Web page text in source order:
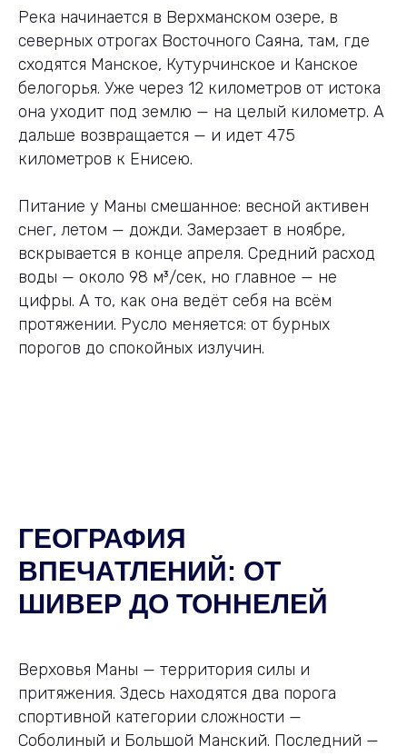
Река начинается в Верхманском озере, в
северных отрогах Восточного Саяна, там, где
сходятся Манское, Кутурчинское и Канское
белогорья. Уже через 12 километров от истока
она уходит под землю — на целый километр. А
дальше возвращается — и идет 475
километров к Енисею.
Питание у Маны смешанное: весной активен
снег, летом — дожди. Замерзает в ноябре,
вскрывается в конце апреля. Средний расход
воды — около 98 м³/сек, но главное — не
цифры. А то, как она ведёт себя на всём
протяжении. Русло меняется: от бурных
порогов до спокойных излучин.
ГЕОГРАФИЯ
ВПЕЧАТЛЕНИЙ: ОТ
ШИВЕР ДО ТОННЕЛЕЙ
Верховья Маны — территория силы и
притяжения. Здесь находятся два порога
спортивной категории сложности —
Соболиный и Большой Манский. Последний —